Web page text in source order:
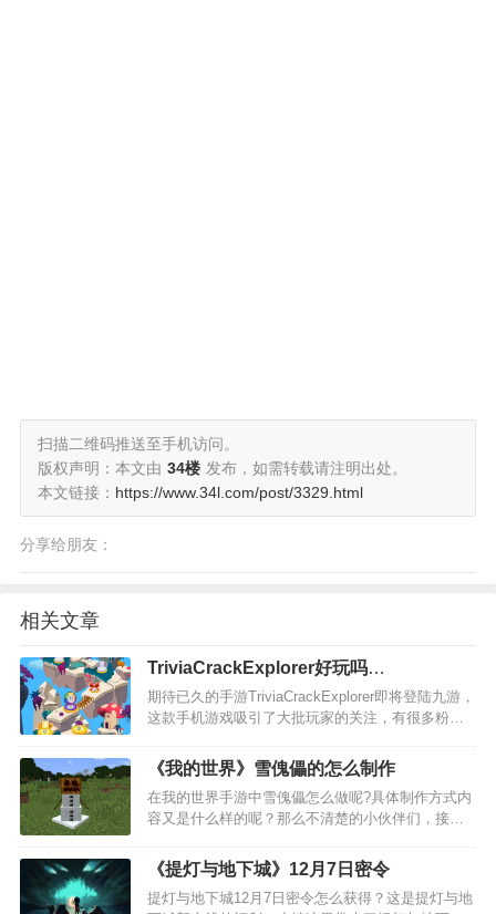
扫描二维码推送至手机访问。
版权声明：本文由 34楼 发布，如需转载请注明出处。
本文链接： https://www.34l.com/post/3329.html
分享给朋友：
相关文章
TriviaCrackExplorer好玩吗
TriviaCrackExplorer玩法简介
期待已久的手游TriviaCrackExplorer即将登陆九游，
这款手机游戏吸引了大批玩家的关注，有很多粉丝
TriviaCrackExplorer值不值得玩？现在就为大家来简
单分…
《我的世界》雪傀儡的怎么制作
在我的世界手游中雪傀儡怎么做呢?具体制作方式内
容又是什么样的呢？那么不清楚的小伙伴们，接下
儡的制作方法 制造雪傀儡需要先准备4个雪块，雪块
需要使用雪球合成，4个雪球可以合成一个雪块…
《提灯与地下城》12月7日密令
提灯与地下城12月7日密令怎么获得？这是提灯与地